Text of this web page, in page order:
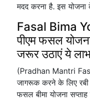
मदद करना है. इस
Fasal Bima
पीएम फसल
जरूर उठाएं ये
(Pradhan Mantri
जागरूक करने के लिए
फसल बीमा योजना